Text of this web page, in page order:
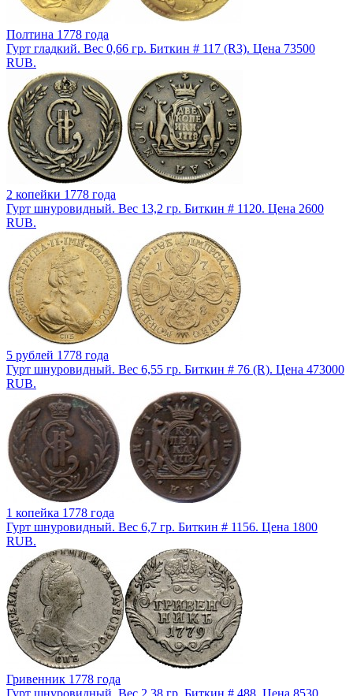
Полтина 1778 года
Гурт гладкий. Вес 0,66 гр. Биткин # 117 (R3). Цена 73500
RUB.
2 копейки 1778 года
Гурт шнуровидный. Вес 13,2 гр. Биткин # 1120. Цена 2600
RUB.
5 рублей 1778 года
Гурт шнуровидный. Вес 6,55 гр. Биткин # 76 (R). Цена 473000
RUB.
1 копейка 1778 года
Гурт шнуровидный. Вес 6,7 гр. Биткин # 1156. Цена 1800
RUB.
Гривенник 1778 года
Гурт шнуровидный. Вес 2,38 гр. Биткин # 488. Цена 8530